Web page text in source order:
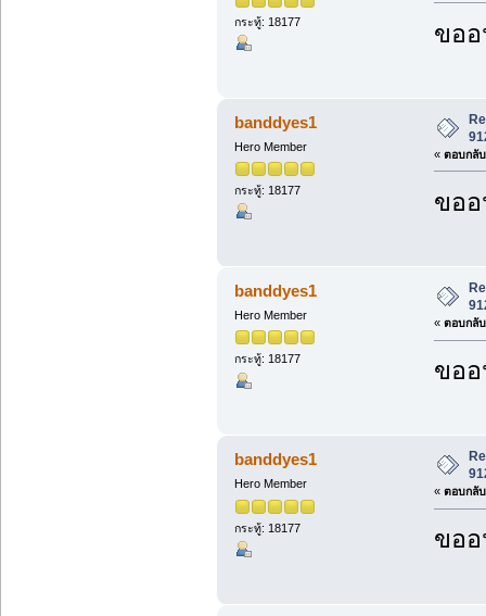
กระทู้: 18177 ขอ
banddyes1
Hero Member
กระทู้: 18177
« ตอบกลั
ขอ
banddyes1
Hero Member
กระทู้: 18177
« ตอบกลั
ขอ
banddyes1
Hero Member
กระทู้: 18177
« ตอบกลั
ขอ